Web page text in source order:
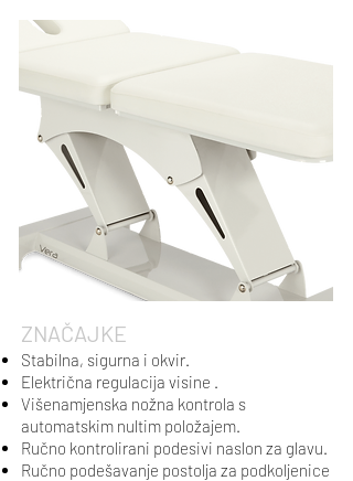
​ZNAČAJKE
Stabilna, sigurna i okvir.
Električna regulacija visine .
Višenamjenska nožna kontrola s
automatskim nultim položajem.
Ručno kontrolirani podesivi naslon za glavu.
Ručno podešavanje postolja za podkoljenice